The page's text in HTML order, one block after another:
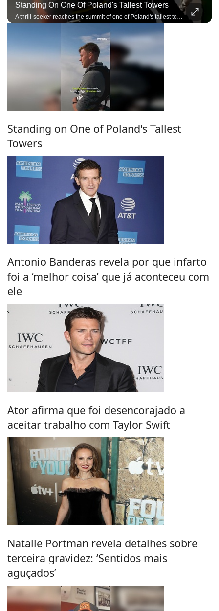
Standing On One Of Poland's Tallest Towers
A thrill-seeker reaches the summit of one of Poland's tallest towers before an extreme adventure.
Standing on One of Poland's Tallest
Towers
Antonio Banderas revela por que infarto
foi a ‘melhor coisa’ que já aconteceu com
ele
Ator afirma que foi desencorajado a
aceitar trabalho com Taylor Swift
Natalie Portman revela detalhes sobre
terceira gravidez: ‘Sentidos mais
aguçados’